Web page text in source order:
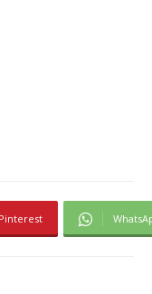
Pinterest